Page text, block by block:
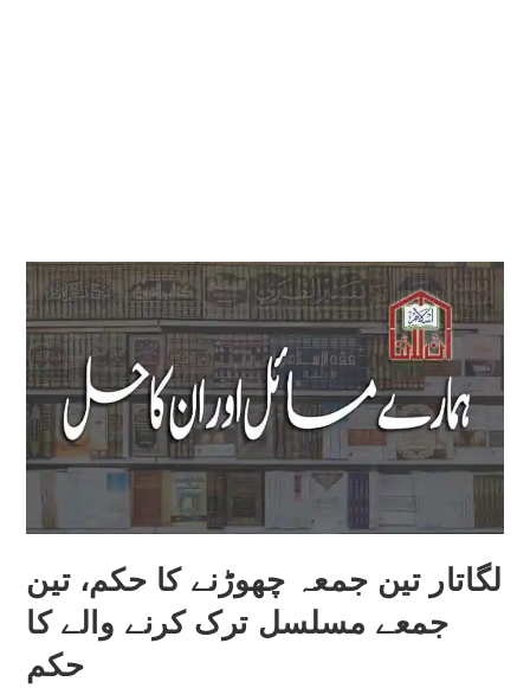
لگاتار تین جمعہ چھوڑنے کا حکم، تین
جمعے مسلسل ترک کرنے والے کا
حکم